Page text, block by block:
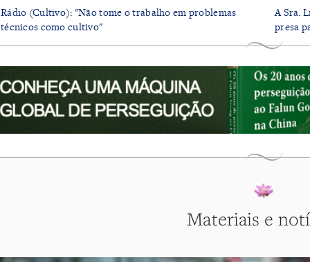
Rádio (Cultivo): "Não tome o trabalho em problemas
técnicos como cultivo"
A Sra.
presa
Materiais e